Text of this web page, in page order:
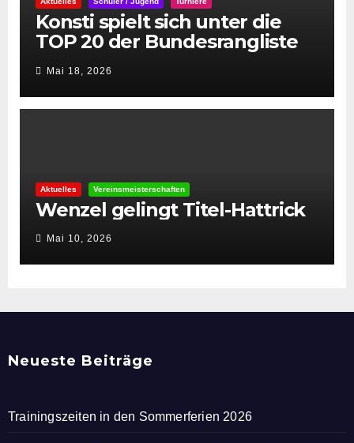
Konsti spielt sich unter die
TOP 20 der Bundesrangliste
👏Mai 18, 2026
Aktuelles Vereinsmeisterschaften
Wenzel gelingt Titel-Hattrick
Mai 10, 2026
Neueste Beiträge
Trainingszeiten in den Sommerferien 2026